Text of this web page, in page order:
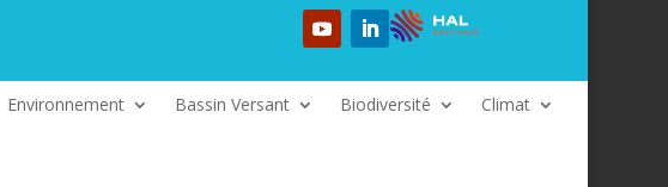
Environnement Bassin Versant Biodiversité Climat